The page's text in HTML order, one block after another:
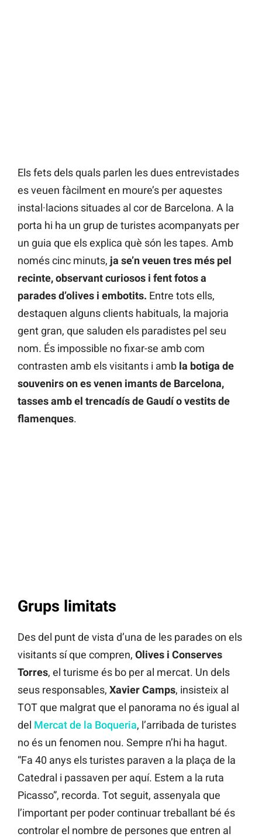
Els fets dels quals parlen les dues entrevistades
es veuen fàcilment en moure’s per aquestes
instal·lacions situades al cor de Barcelona. A la
porta hi ha un grup de turistes acompanyats per
un guia que els explica què són les tapes. Amb
només cinc minuts, ja se’n veuen tres més pel
recinte, observant curiosos i fent fotos a
parades d’olives i embotits. Entre tots ells,
destaquen alguns clients habituals, la majoria
gent gran, que saluden els paradistes pel seu
nom. És impossible no fixar-se amb com
contrasten amb els visitants i amb la botiga de
souvenirs on es venen imants de Barcelona,
tasses amb el trencadís de Gaudí o vestits de
flamenques.
Grups limitats
Des del punt de vista d’una de les parades on els
visitants sí que compren, Olives i Conserves
Torres, el turisme és bo per al mercat. Un dels
seus responsables, Xavier Camps, insisteix al
TOT que malgrat que el panorama no és igual al
del Mercat de la Boqueria, l’arribada de turistes
no és un fenomen nou. Sempre n’hi ha hagut.
“Fa 40 anys els turistes paraven a la plaça de la
Catedral i passaven per aquí. Estem a la ruta
Picasso”, recorda. Tot seguit, assenyala que
l’important per poder continuar treballant bé és
controlar el nombre de persones que entren al